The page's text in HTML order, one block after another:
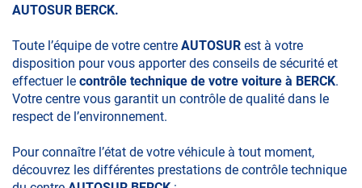
AUTOSUR BERCK.
Toute l’équipe de votre centre AUTOSUR est à votre
disposition pour vous apporter des conseils de sécurité et
effectuer le contrôle technique de votre voiture à BERCK.
Votre centre vous garantit un contrôle de qualité dans le
respect de l’environnement.
Pour connaître l’état de votre véhicule à tout moment,
découvrez les différentes prestations de contrôle technique